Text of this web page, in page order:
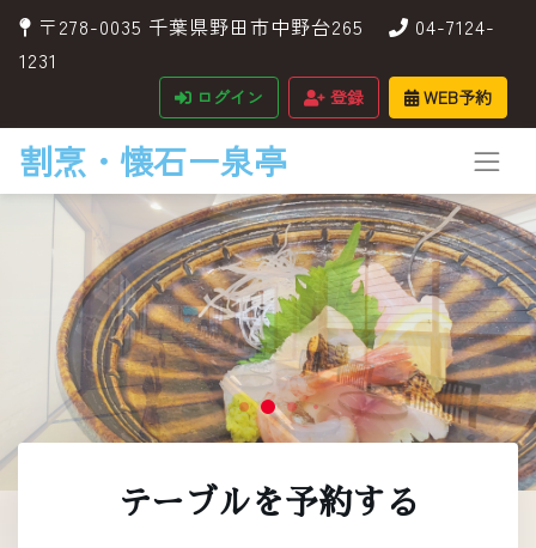
〒278-0035 千葉県野田市中野台265
04-7124-
1231
ログイン 登録 WEB予約
割烹・懐石ー泉亭
テーブルを予約する